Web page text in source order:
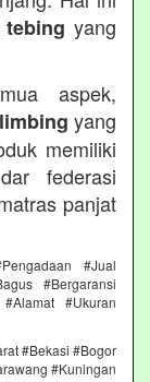
yang
aspek,
yang
memiliki
federasi
panjat
#Jual
#Bergaransi
#Ukuran
#Bekasi #Bogor
#Kuningan